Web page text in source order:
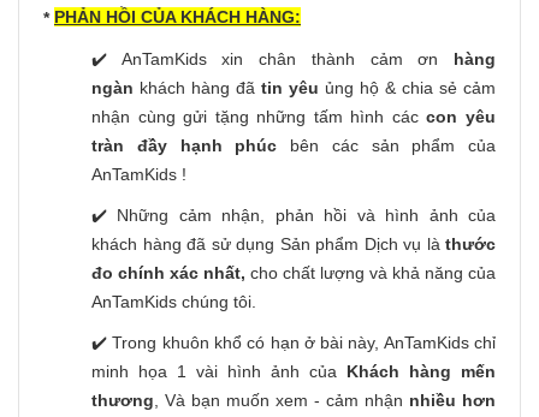
* PHẢN HỒI CỦA KHÁCH HÀNG:
✔️ AnTamKids xin chân thành cảm ơn hàng
ngàn khách hàng đã tin yêu ủng hộ & chia sẻ cảm
nhận cùng gửi tặng những tấm hình cáccon yêu
tràn đầy hạnh phúc bên các sản phẩm của
AnTamKids !
✔️ Những cảm nhận, phản hồi và hình ảnh của
khách hàng đã sử dụng Sản phẩm Dịch vụ là thước
đo chính xác nhất, cho chất lượng và khả năng của
AnTamKids chúng tôi.
✔️ Trong khuôn khổ có hạn ở bài này, AnTamKids chỉ
minh họa 1 vài hình ảnh của Khách hàng mến
thương , Và bạn muốn xem - cảm nhận nhiều hơn